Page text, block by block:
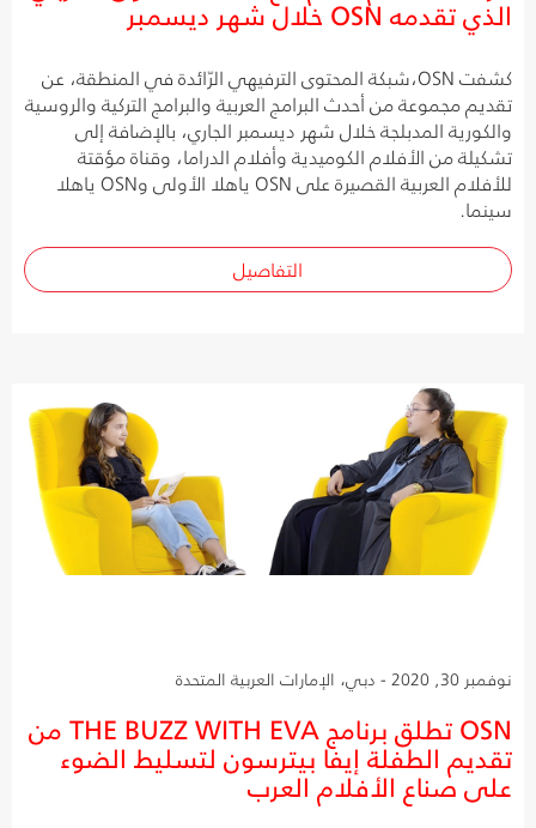
الذي تقدمه OSN خلال شهر ديسمبر
كشفت OSN،شبكة المحتوى الترفيهي الرّائدة في المنطقة، عن
تقديم مجموعة من أحدث البرامج العربية والبرامج التركية والروسية
والكورية المدبلجة خلال شهر ديسمبر الجاري، بالإضافة إلى
تشكيلة من الأفلام الكوميدية وأفلام الدراما، وقناة مؤقتة
للأفلام العربية القصيرة على OSN ياهلا الأولى وOSN ياهلا
سينما.
التفاصيل
نوفمبر 30, 2020 - دبي، الإمارات العربية المتحدة
OSN تطلق برنامج THE BUZZ WITH EVA من
تقديم الطفلة إيفا بيترسون لتسليط الضوء
على صناع الأفلام العرب